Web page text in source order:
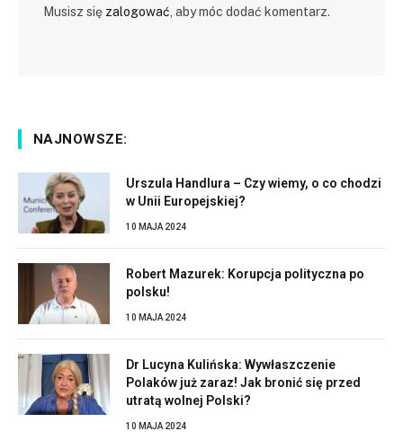
Musisz się zalogować , aby móc dodać komentarz.
NAJNOWSZE:
Urszula Handlura – Czy wiemy, o co chodzi
w Unii Europejskiej?
10 MAJA 2024
Robert Mazurek: Korupcja polityczna po
polsku!
10 MAJA 2024
Dr Lucyna Kulińska: Wywłaszczenie
Polaków już zaraz! Jak bronić się przed
utratą wolnej Polski?
10 MAJA 2024